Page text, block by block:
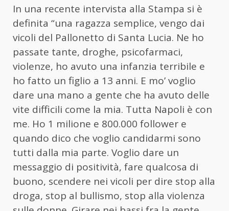
In una recente intervista alla Stampa si è
definita “una ragazza semplice, vengo dai
vicoli del Pallonetto di Santa Lucia. Ne ho
passate tante, droghe, psicofarmaci,
violenze, ho avuto una infanzia terribile e
ho fatto un figlio a 13 anni. E mo’ voglio
dare una mano a gente che ha avuto delle
vite difficili come la mia. Tutta Napoli è con
me. Ho 1 milione e 800.000 follower e
quando dico che voglio candidarmi sono
tutti dalla mia parte. Voglio dare un
messaggio di positività, fare qualcosa di
buono, scendere nei vicoli per dire stop alla
droga, stop al bullismo, stop alla violenza